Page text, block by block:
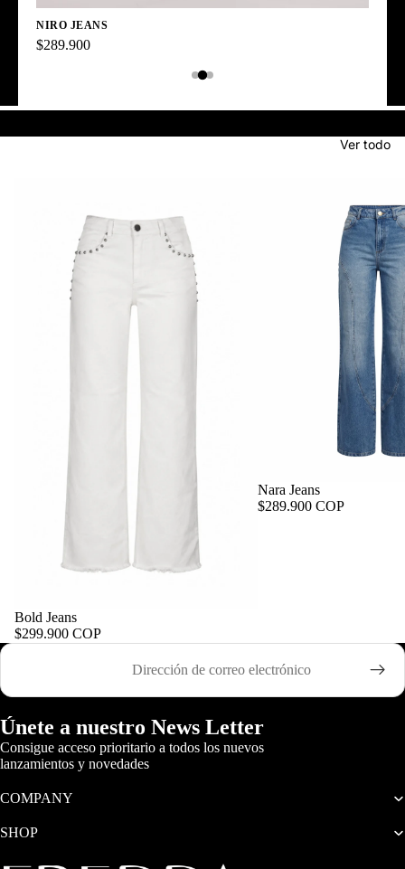
NIRO JEANS
$289.900
Ver todo
Bold Jeans
$299.900 COP
Nara Jeans
$289.900 COP
Correo electrónico
Únete a nuestro News Letter
Consigue acceso prioritario a todos los nuevos
lanzamientos y novedades
COMPANY
SHOP